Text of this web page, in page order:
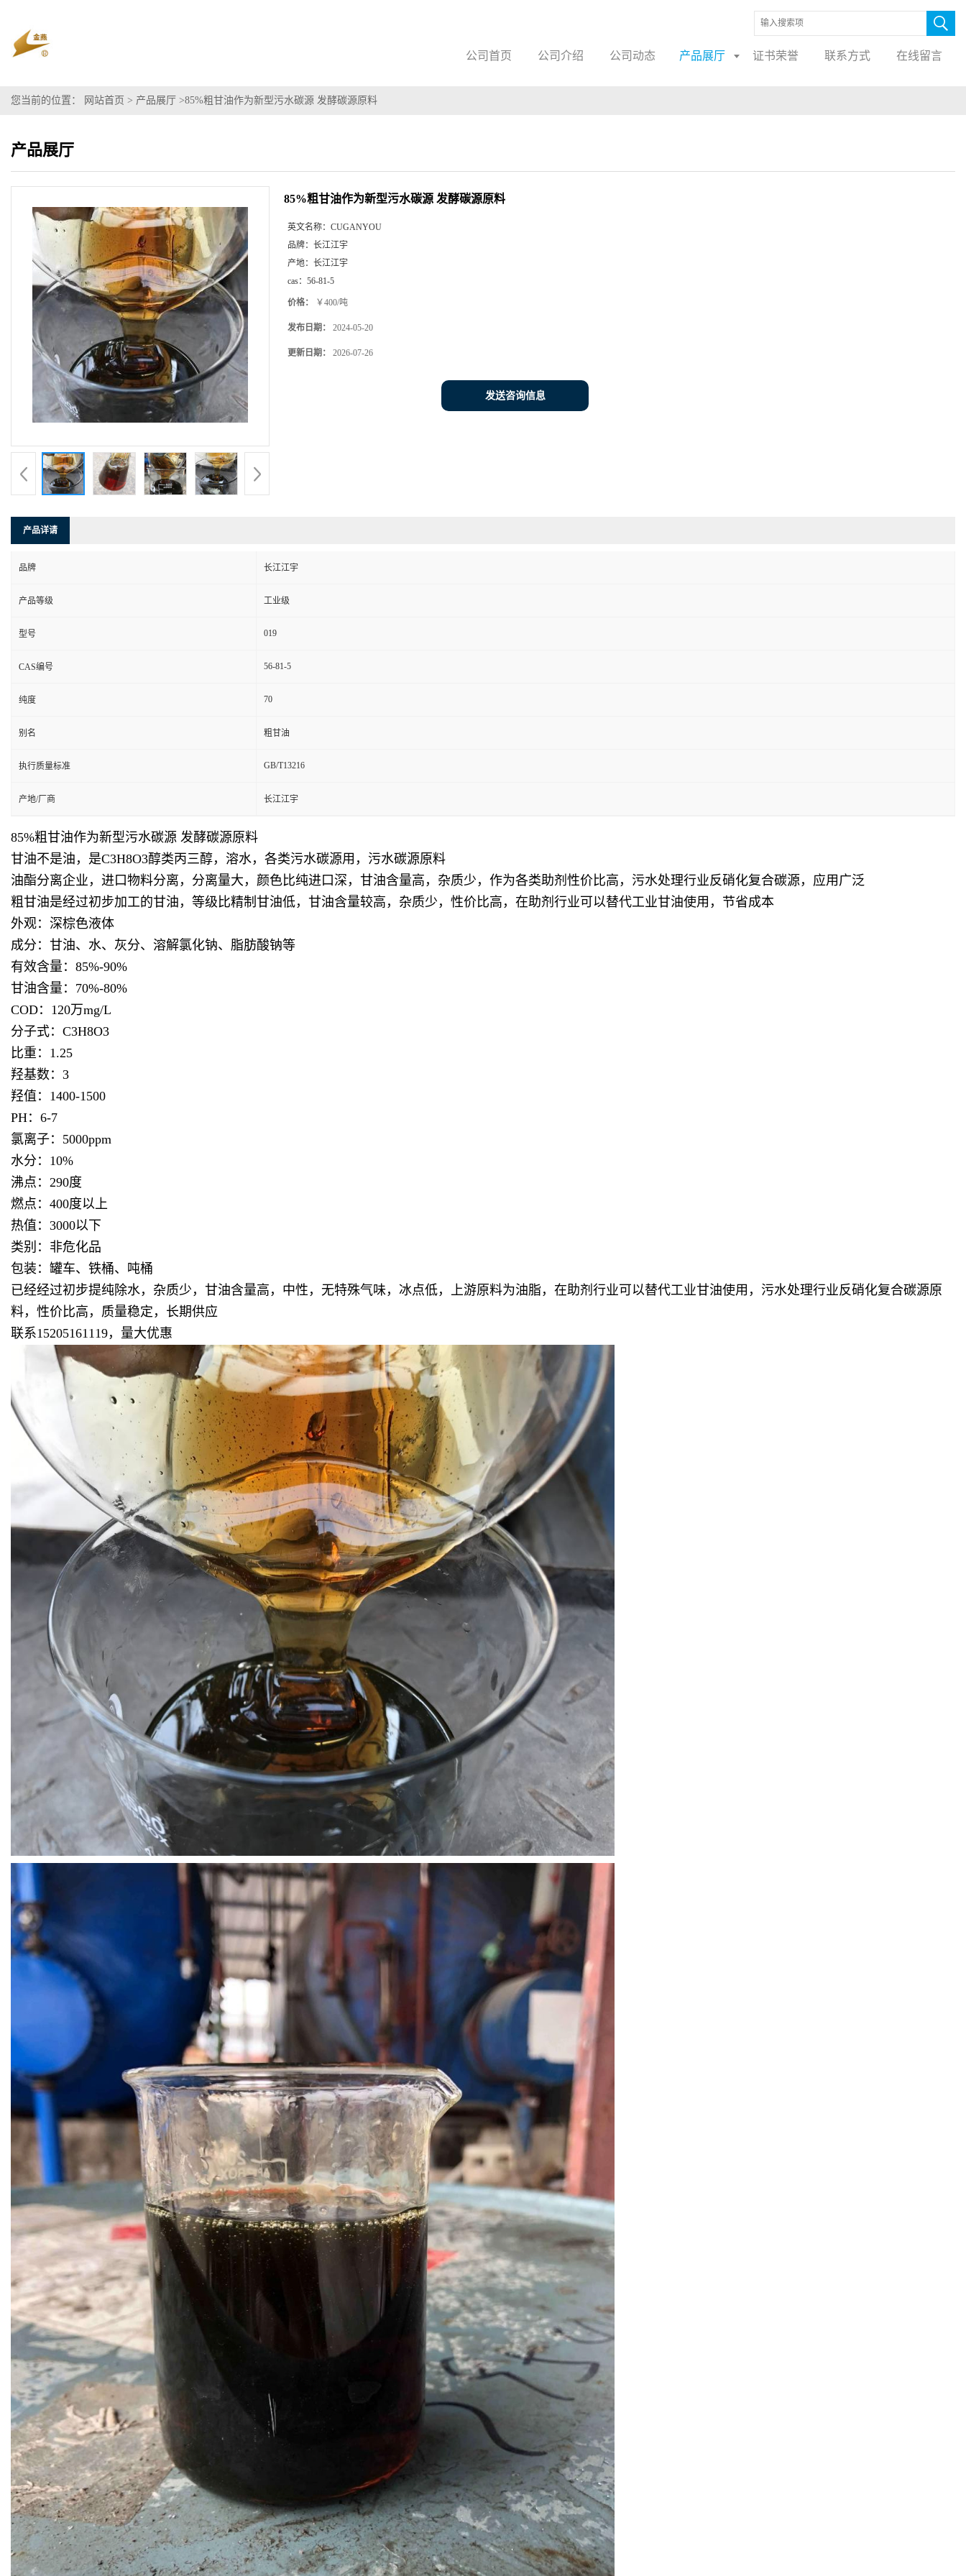
公司首页 公司介绍 公司动态 产品展厅 证书荣誉 联系方式 在线留言
您当前的位置： 网站首页 > 产品展厅 >85%粗甘油作为新型污水碳源 发酵碳源原料
产品展厅
85%粗甘油作为新型污水碳源 发酵碳源原料
英文名称： CUGANYOU
品牌： 长江江宇
产地： 长江江宇
cas： 56-81-5
价格： ￥400/吨
发布日期： 2024-05-20
更新日期： 2026-07-26
发送咨询信息
产品详请
品牌 长江江宇
产品等级 工业级
型号 019
CAS编号 56-81-5
纯度 70
别名 粗甘油
执行质量标准 GB/T13216
产地/厂商 长江江宇
85%粗甘油作为新型污水碳源 发酵碳源原料
甘油不是油，是C3H8O3醇类丙三醇，溶水，各类污水碳源用，污水碳源原料
油酯分离企业，进口物料分离，分离量大，颜色比纯进口深，甘油含量高，杂质少，作为各类助剂性价比高，污水处理行业反硝化复合碳源，应用广泛
粗甘油是经过初步加工的甘油，等级比精制甘油低，甘油含量较高，杂质少，性价比高，在助剂行业可以替代工业甘油使用，节省成本
外观：深棕色液体
成分：甘油、水、灰分、溶解氯化钠、脂肪酸钠等
有效含量：85%-90%
甘油含量：70%-80%
COD：120万mg/L
分子式：C3H8O3
比重：1.25
羟基数：3
羟值：1400-1500
PH：6-7
氯离子：5000ppm
水分：10%
沸点：290度
燃点：400度以上
热值：3000以下
类别：非危化品
包装：罐车、铁桶、吨桶
已经经过初步提纯除水，杂质少，甘油含量高，中性，无特殊气味，冰点低，上游原料为油脂，在助剂行业可以替代工业甘油使用，污水处理行业反硝化复合碳源原
料，性价比高，质量稳定，长期供应
联系15205161119，量大优惠